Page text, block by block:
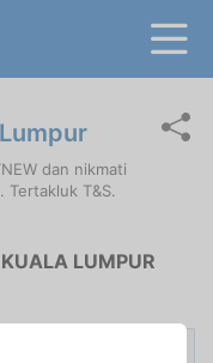
dan nikmati
T&S.
LUMPUR